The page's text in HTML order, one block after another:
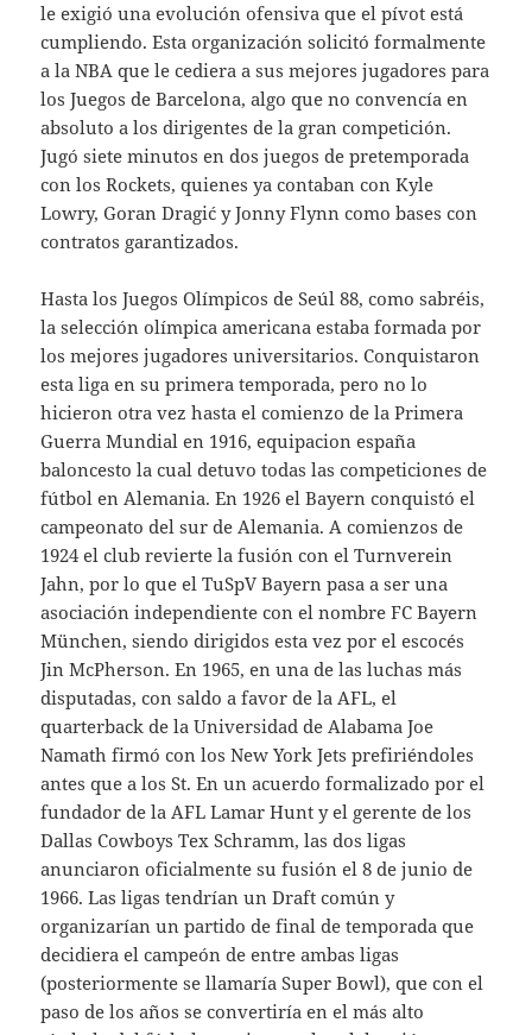
le exigió una evolución ofensiva que el pívot está
cumpliendo. Esta organización solicitó formalmente
a la NBA que le cediera a sus mejores jugadores para
los Juegos de Barcelona, algo que no convencía en
absoluto a los dirigentes de la gran competición.
Jugó siete minutos en dos juegos de pretemporada
con los Rockets, quienes ya contaban con Kyle
Lowry, Goran Dragić y Jonny Flynn como bases con
contratos garantizados.
Hasta los Juegos Olímpicos de Seúl 88, como sabréis,
la selección olímpica americana estaba formada por
los mejores jugadores universitarios. Conquistaron
esta liga en su primera temporada, pero no lo
hicieron otra vez hasta el comienzo de la Primera
Guerra Mundial en 1916, equipacion españa
baloncesto la cual detuvo todas las competiciones de
fútbol en Alemania. En 1926 el Bayern conquistó el
campeonato del sur de Alemania. A comienzos de
1924 el club revierte la fusión con el Turnverein
Jahn, por lo que el TuSpV Bayern pasa a ser una
asociación independiente con el nombre FC Bayern
München, siendo dirigidos esta vez por el escocés
Jin McPherson. En 1965, en una de las luchas más
disputadas, con saldo a favor de la AFL, el
quarterback de la Universidad de Alabama Joe
Namath firmó con los New York Jets prefiriéndoles
antes que a los St. En un acuerdo formalizado por el
fundador de la AFL Lamar Hunt y el gerente de los
Dallas Cowboys Tex Schramm, las dos ligas
anunciaron oficialmente su fusión el 8 de junio de
1966. Las ligas tendrían un Draft común y
organizarían un partido de final de temporada que
decidiera el campeón de entre ambas ligas
(posteriormente se llamaría Super Bowl), que con el
paso de los años se convertiría en el más alto